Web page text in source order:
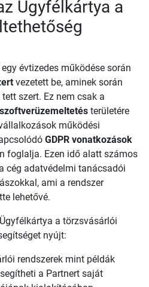
Ügyfélkártya a
évtizedes működése során
vezetett be, aminek során
tett szert. Ez nem csak a
területére
működési
GDPR vonatkozások
foglalja. Ezen idő alatt számos
cég adatvédelmi tanácsadói
ami a rendszer
lehetővé.
a törzsvásárlói
nyújt:
rendszerek mint példák
a Partnert saját